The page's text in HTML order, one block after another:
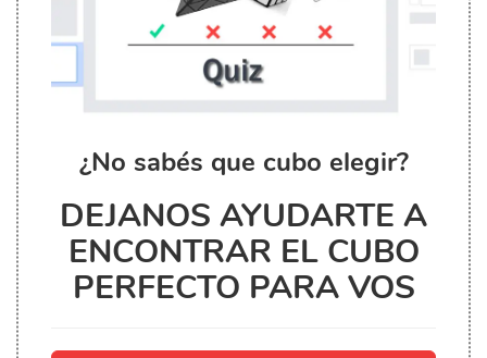
¿No sabés que cubo elegir?
DEJANOS AYUDARTE A
ENCONTRAR EL CUBO
PERFECTO PARA VOS